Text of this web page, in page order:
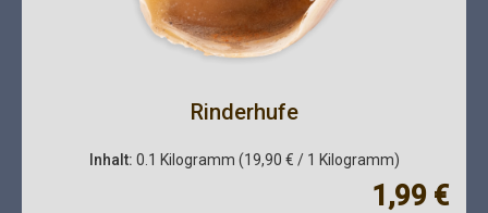
Rinderhufe
Inhalt: 0.1 Kilogramm (19,90 € / 1 Kilogramm)
Regulärer
1,99 €